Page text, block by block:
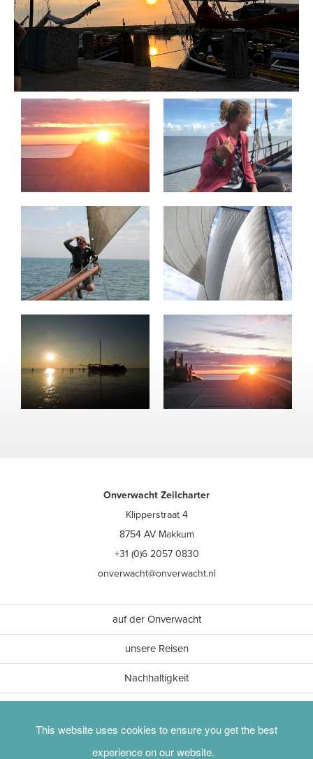
This website uses cookies to ensure you get the best
experience on our website.
Onverwacht Zeilcharter
Klipperstraat 4
8754 AV Makkum
+31 (0)6 2057 0830
onverwacht@onverwacht.nl
auf der Onverwacht
unsere Reisen
Nachhaltigkeit